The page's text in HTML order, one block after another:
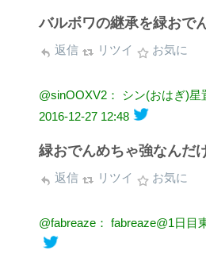
バルボワの継承を緑おで
返信 リツイ お気に
@sinOOXV2： シン(おはぎ)
2016-12-27 12:48
緑おでんめちゃ強なんだ
返信 リツイ お気に
@fabreaze： fabreaze@1日目